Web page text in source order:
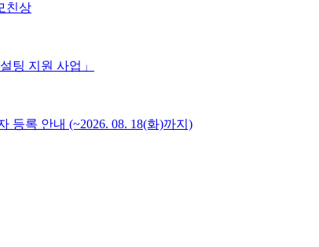
친상
팅 지원 사업」
등록 안내 (~2026. 08. 18(화)까지)